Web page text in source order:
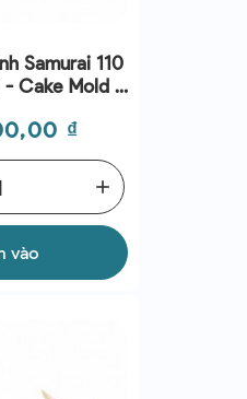
Samurai 110
₫
add
vào